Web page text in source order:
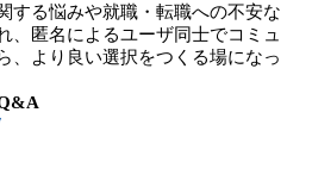
する悩みや就職・転職への不安な
、匿名によるユーザ同士でコミュ
、より良い選択をつくる場になっ